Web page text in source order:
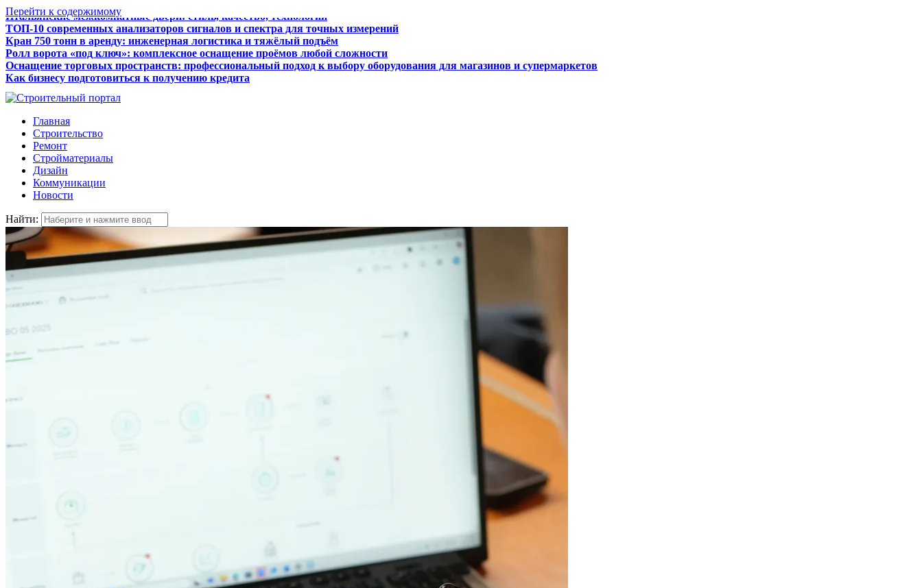
Перейти к содержимому
ТОП-10 современных анализаторов сигналов и спектра для точных измерений
Кран 750 тонн в аренду: инженерная логистика и тяжёлый подъём
Ролл ворота «под ключ»: комплексное оснащение проёмов любой сложности
Оснащение торговых пространств: профессиональный подход к выбору оборудования для магазинов и супермаркетов
Как бизнесу подготовиться к получению кредита
Итальянские межкомнатные двери: стиль, качество, технологии
Главная
Строительство
Ремонт
Стройматериалы
Дизайн
Коммуникации
Новости
Найти: